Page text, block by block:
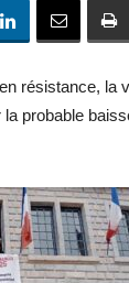
résistance, la
probable